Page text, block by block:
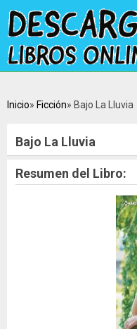
Inicio Ficción Bajo La Lluvia
Bajo La Lluvia
Resumen del Libro: